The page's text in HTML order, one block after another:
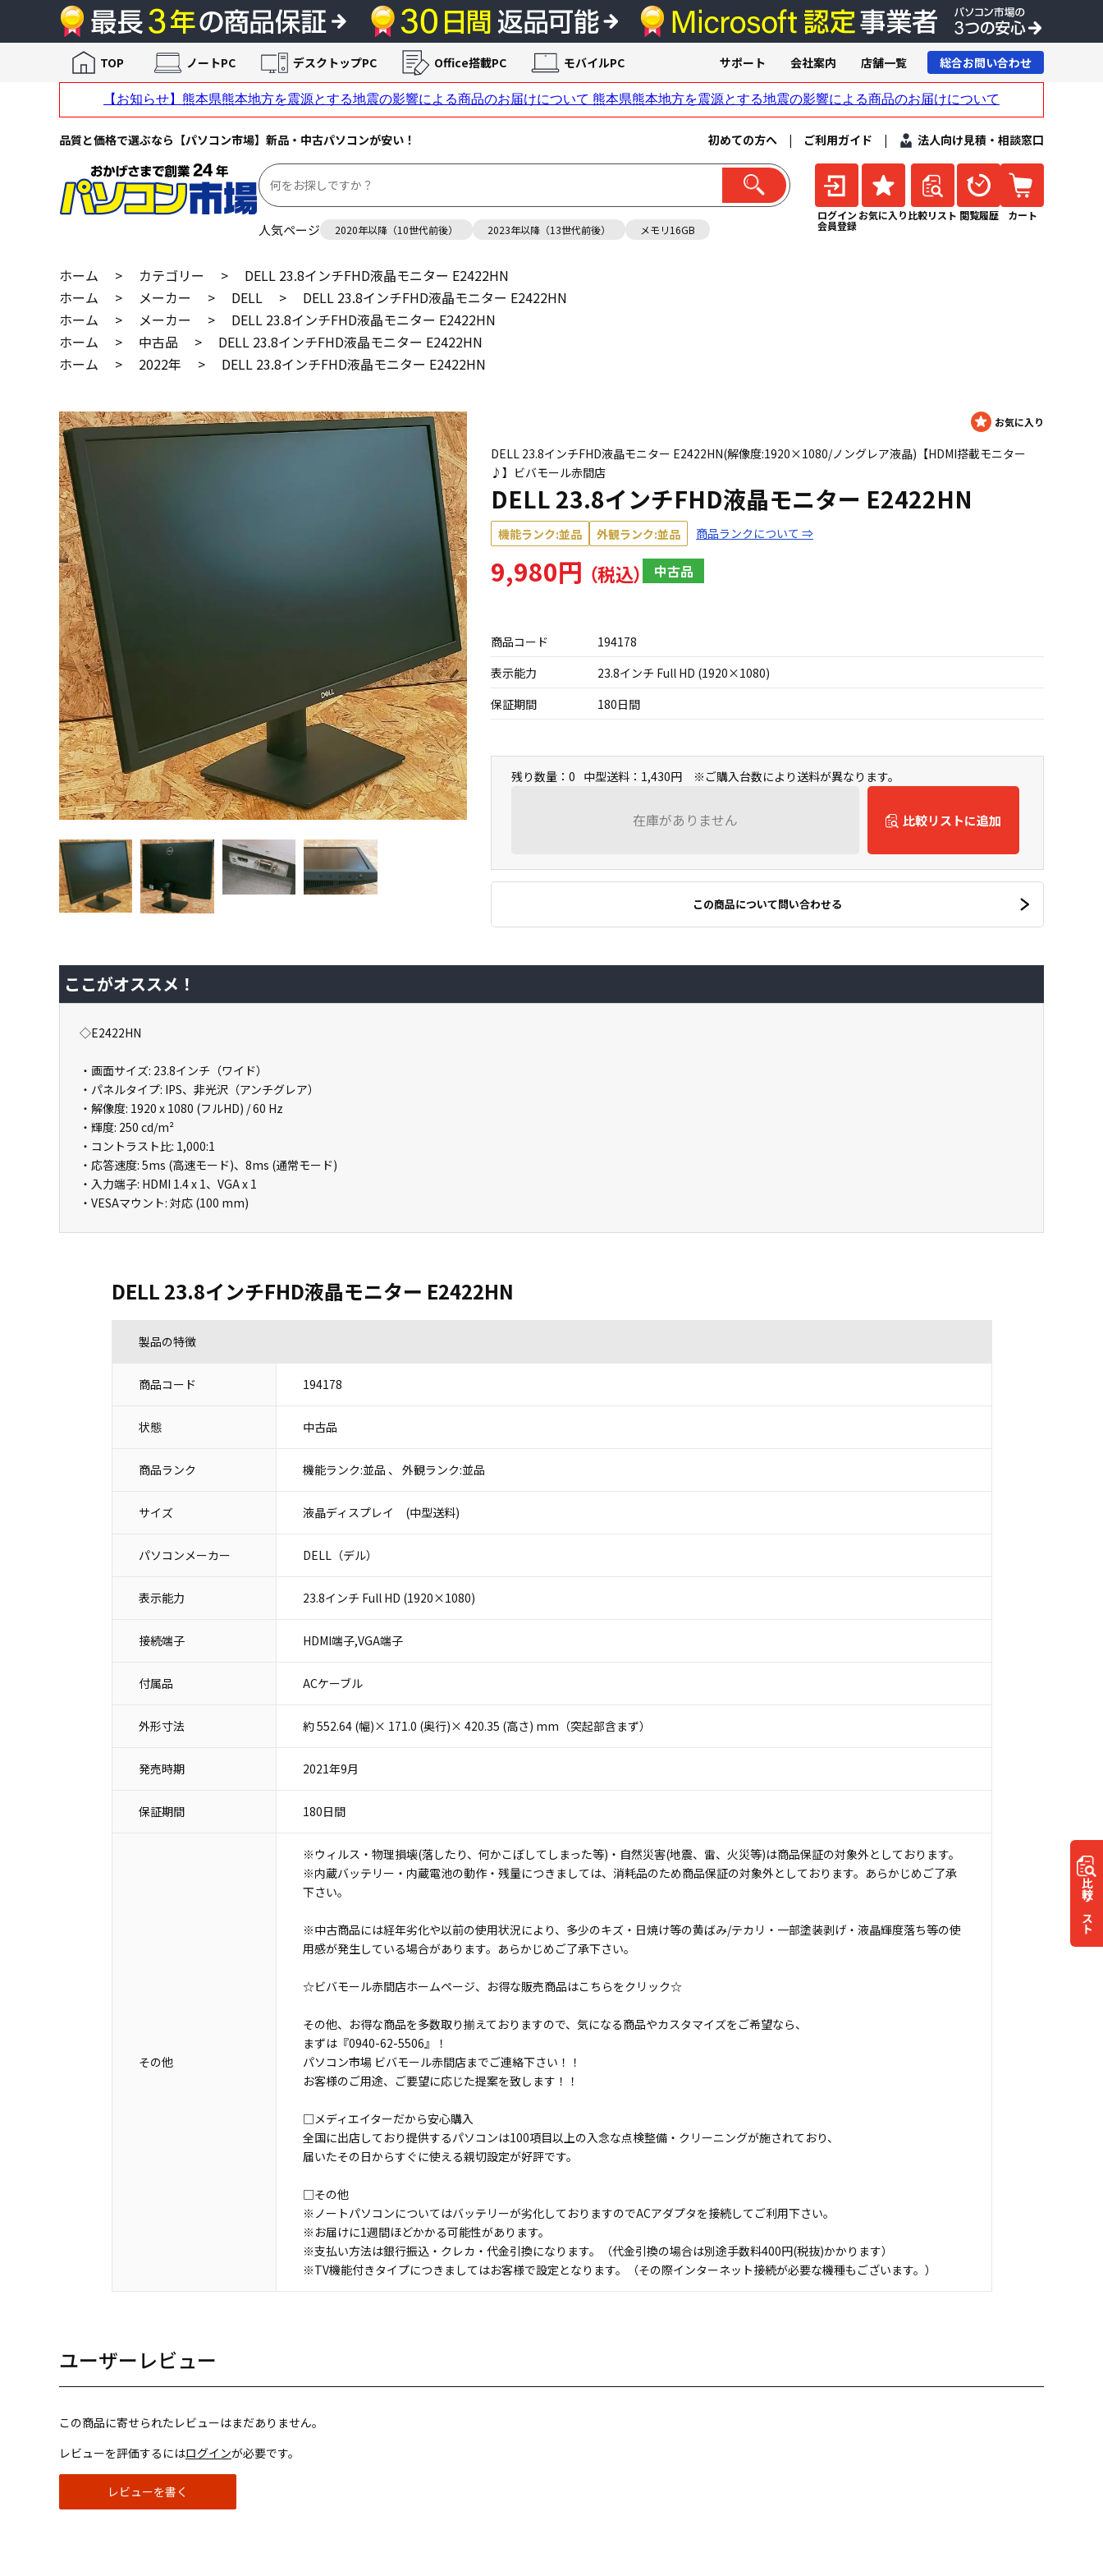
品質と価格で選ぶなら【パソコン市場】新品・中古パソコンが安い！ 初めての方へ | ご利用ガイド | 法人向け見積・相談窓口
人気ページ 2020年以降（10世代前後） 2023年以降（13世代前後） メモリ16GB
ログイン
会員登録
お気に入り 比較リスト 閲覧履歴 カート
TOP ノートPC デスクトップPC Office搭載PC モバイルPC サポート 会社案内 店舗一覧 総合お問い合わせ
ホーム > カテゴリー >
DELL 23.8インチFHD液晶モニター E2422HN
ホーム
> メーカー > DELL >
DELL 23.8インチFHD液晶モニター E2422HN
ホーム
> メーカー >
DELL 23.8インチFHD液晶モニター E2422HN
ホーム
> 中古品 >
DELL 23.8インチFHD液晶モニター E2422HN
ホーム
> 2022年 > DELL 23.8インチFHD液晶モニター E2422HN
DELL 23.8インチFHD液晶モニター E2422HN(解像度:1920×1080/ノングレア液晶)【HDMI搭載モニター
♪】ビバモール赤間店
DELL 23.8インチFHD液晶モニター E2422HN
機能ランク:並品 外観ランク:並品 商品ランクについて ⇒
9,980円 中古品
商品コード
194178
表示能力
23.8インチ Full HD (1920×1080)
保証期間
180日間
残り数量：0 中型送料：1,430円 ※ご購入台数により送料が異なります。
在庫がありません 比較リストに追加
この商品について問い合わせる
比較
リスト
ここがオススメ！
◇E2422HN
・画面サイズ: 23.8インチ（ワイド）
・パネルタイプ: IPS、非光沢（アンチグレア）
・解像度: 1920 x 1080 (フルHD) / 60 Hz
・輝度: 250 cd/m²
・コントラスト比: 1,000:1
・応答速度: 5ms (高速モード)、8ms (通常モード)
・入力端子: HDMI 1.4 x 1、VGA x 1
・VESAマウント: 対応 (100 mm)
DELL 23.8インチFHD液晶モニター E2422HN
製品の特徴
商品コード 194178
状態 中古品
商品ランク 機能ランク:並品 、 外観ランク:並品
サイズ 液晶ディスプレイ (中型送料)
パソコンメーカー DELL（デル）
表示能力 23.8インチ Full HD (1920×1080)
接続端子 HDMI端子,VGA端子
付属品 ACケーブル
外形寸法 約 552.64 (幅)× 171.0 (奥行)× 420.35 (高さ) mm（突起部含まず）
発売時期 2021年9月
保証期間 180日間
その他
※ウィルス・物理損壊(落したり、何かこぼしてしまった等)・自然災害(地震、雷、火災等)は商品保証の対象外としております。
※内蔵バッテリー・内蔵電池の動作・残量につきましては、消耗品のため商品保証の対象外としております。あらかじめご了承
下さい。
※中古商品には経年劣化や以前の使用状況により、多少のキズ・日焼け等の黄ばみ/テカリ・一部塗装剥げ・液晶輝度落ち等の使
用感が発生している場合があります。あらかじめご了承下さい。
☆ビバモール赤間店ホームページ、お得な販売商品はこちらをクリック☆
その他、お得な商品を多数取り揃えておりますので、気になる商品やカスタマイズをご希望なら、
まずは『0940-62-5506』！
パソコン市場 ビバモール赤間店までご連絡下さい！！
お客様のご用途、ご要望に応じた提案を致します！！
□メディエイターだから安心購入
全国に出店しており提供するパソコンは100項目以上の入念な点検整備・クリーニングが施されており、
届いたその日からすぐに使える親切設定が好評です。
□その他
※ノートパソコンについてはバッテリーが劣化しておりますのでACアダプタを接続してご利用下さい。
※お届けに1週間ほどかかる可能性があります。
※支払い方法は銀行振込・クレカ・代金引換になります。（代金引換の場合は別途手数料400円(税抜)かかります）
※TV機能付きタイプにつきましてはお客様で設定となります。（その際インターネット接続が必要な機種もございます。）
ユーザーレビュー
この商品に寄せられたレビューはまだありません。
レビューを評価するにはログインが必要です。
レビューを書く